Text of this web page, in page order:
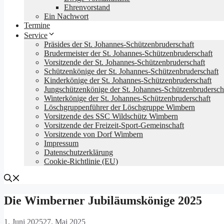
Ehrenvorstand
Ein Nachwort
Termine
Service
Präsides der St. Johannes-Schützenbruderschaft
Brudermeister der St. Johannes-Schützenbruderschaft
Vorsitzende der St. Johannes-Schützenbruderschaft
Schützenkönige der St. Johannes-Schützenbruderschaft
Kinderkönige der St. Johannes-Schützenbruderschaft
Jungschützenkönige der St. Johannes-
Winterkönige der St. Johannes-Schützenbruderschaft
Löschgruppenführer der Löschgruppe Wimbern
Vorsitzende des SSC Wildschütz Wimbern
Vorsitzende der Freizeit-Sport-Gemeinschaft
Vorsitzende von Dorf Wimbern
Impressum
Datenschutz­erklärung
Cookie-Richtlinie (EU)
Die Wimberner Jubiläumskönige 2025
1. Juni 202527. Mai 2025